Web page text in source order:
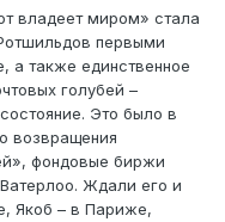
владеет миром» стала
первыми
а также единственное
голубей –
Это было в
возвращения
фондовые биржи
Ждали его и
Якоб – в Париже,